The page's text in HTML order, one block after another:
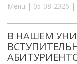
Menu | 05-08-2026 |
В НАШЕМ